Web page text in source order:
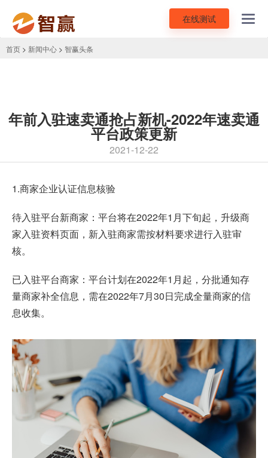
在线测试
首页 > 新闻中心 > 智赢头条
年前入驻速卖通抢占新机-2022年速卖通
平台政策更新
2021-12-22
1.商家企业认证信息核验
待入驻平台新商家：平台将在2022年1月下旬起，升级商
家入驻资料页面，新入驻商家需按材料要求进行入驻审
核。
已入驻平台商家：平台计划在2022年1月起，分批通知存
量商家补全信息，需在2022年7月30日完成全量商家的信
息收集。